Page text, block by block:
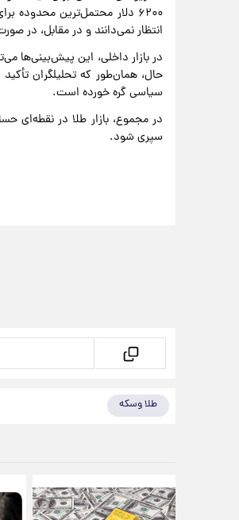
۶۲۰۰ دلار محتمل‌ترین
انتظار نمی‌دانند و در مقابل، در
حال، همان‌طور که تحلیلگران
سیاسی گره خورده است.
در مجموع، بازار طلا در نقطه‌ای
سپری شود.
طلا وسکه